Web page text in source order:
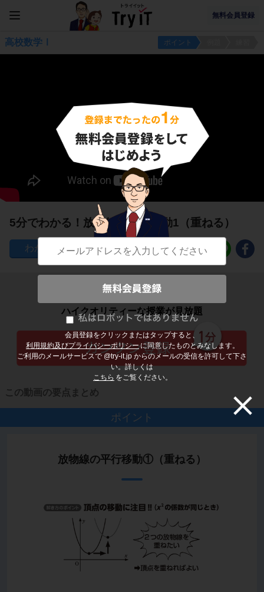
無料会員登録
会員登録をクリックまたはタップすると、
利用規約及びプライバシーポリシー に同意したものとみなします。
ご利用のメールサービスで @try-it.jp からのメールの受信を許可して下さ
い。詳しくは
こちら をご覧ください。
高校数学Ⅰ ポイント
5分でわかる！放物線の平行移動1（重ねる）
176
子どもの勉強から大人の学び直しまで
ハイクオリティーな授業が見放題
この動画の要点まとめ
ポイント
放物線の平行移動①（重ねる）